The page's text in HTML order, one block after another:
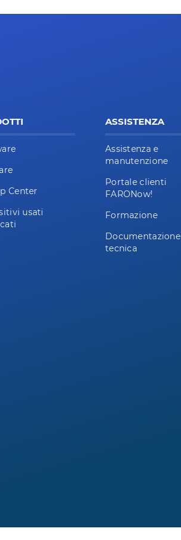
Center
usati
ASSISTENZA
Assistenza e
manutenzione
Portale clienti
FARONow!
Formazione
Documentazione
tecnica